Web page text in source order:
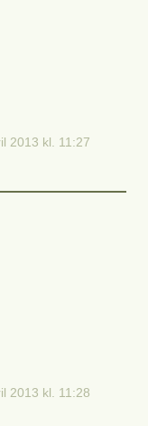
2013 kl. 11:27
2013 kl. 11:28